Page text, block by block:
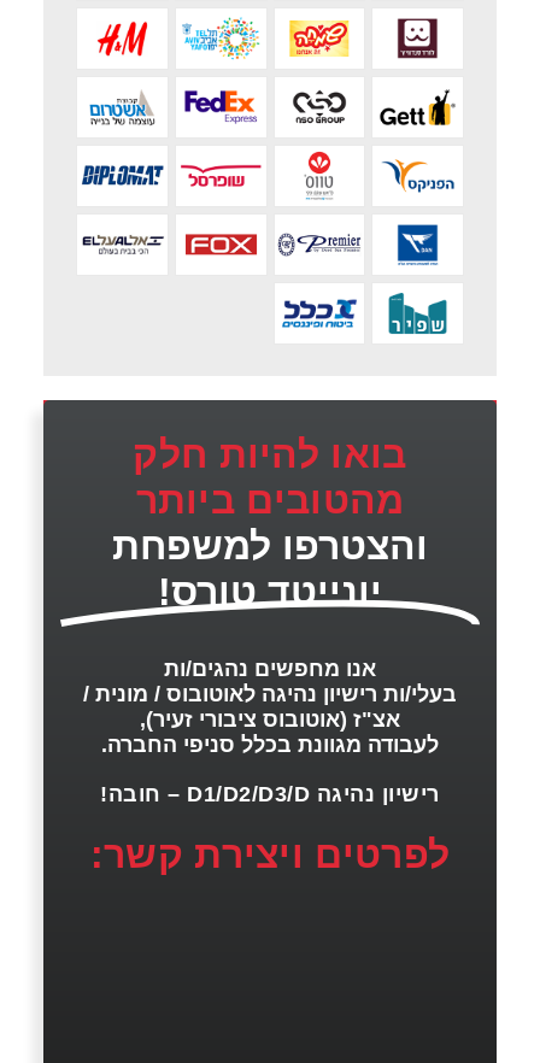
בואו להיות חלק
מהטובים ביותר
והצטרפו למשפחת
יונייטד טורס!
אנו מחפשים נהגים/ות
בעלי/ות רישיון נהיגה לאוטובוס / מונית /
אצ"ז (אוטובוס ציבורי זעיר),
לעבודה מגוונת בכלל סניפי החברה.
רישיון נהיגה D1/D2/D3/D – חובה!
לפרטים ויצירת קשר: